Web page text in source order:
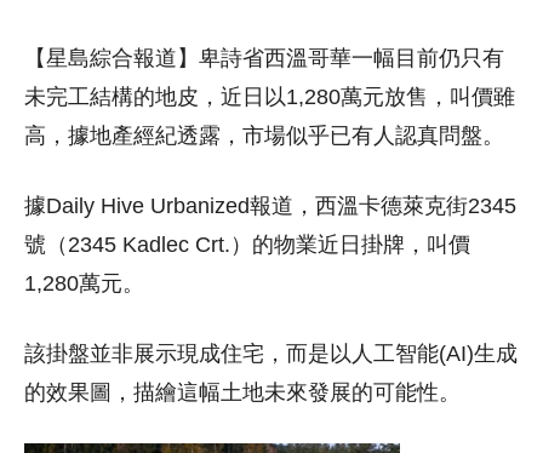
【星島綜合報道】卑詩省西溫哥華一幅目前仍只有
未完工結構的地皮，近日以1,280萬元放售，叫價雖
高，據地產經紀透露，市場似乎已有人認真問盤。
據Daily Hive Urbanized報道，西溫卡德萊克街2345
號（2345 Kadlec Crt.）的物業近日掛牌，叫價
1,280萬元。
該掛盤並非展示現成住宅，而是以人工智能(AI)生成
的效果圖，描繪這幅土地未來發展的可能性。